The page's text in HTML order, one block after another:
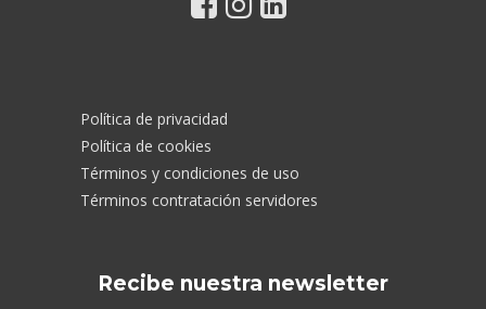
Política de privacidad
Política de cookies
Términos y condiciones de uso
Términos contratación servidores
Recibe nuestra newsletter